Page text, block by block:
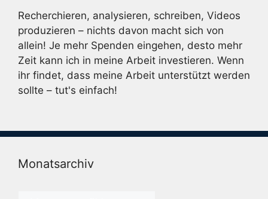
Recherchieren, analysieren, schreiben, Videos
produzieren – nichts davon macht sich von
allein! Je mehr Spenden eingehen, desto mehr
Zeit kann ich in meine Arbeit investieren. Wenn
ihr findet, dass meine Arbeit unterstützt werden
sollte – tut's einfach!
Monatsarchiv